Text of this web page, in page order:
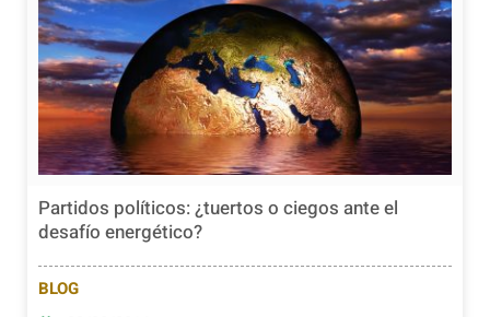
Partidos políticos: ¿tuertos o ciegos ante el
desafío energético?
BLOG